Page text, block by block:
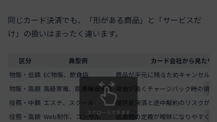
同じカード決済でも、「形がある商品」と「サービスだ
け」の扱いはまったく違います。
区分 典型例
カード会社から見たリ
物販・低額 EC物販、飲食店
商品が手元に残るためキャンセル
物販・高額 高級家電、医療機器販売 単価が高くチャージバック時の損
役務・中額 エステ、スクール
提供前決済と途中解約のリスクが
役務・高額 Web制作、コンサル 成果物の定義が曖昧になりやすく
スクロールできます